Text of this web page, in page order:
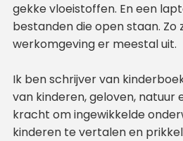
gekke vloeistoffen. En een
bestanden die open staan. Zo
werkomgeving er meestal uit.
Ik ben schrijver van
van kinderen, geloven, natuur
kracht om ingewikkelde
kinderen te vertalen en